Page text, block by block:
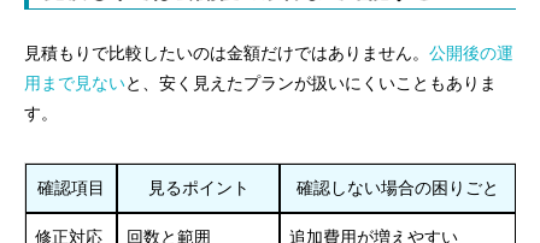
見積もりで比較したいのは金額だけではありません。 公開後の運
用まで見ないと、安く見えたプランが扱いにくいこともありま
す。
確認項目 見るポイント 確認しない場合の困りごと
修正対応 回数と範囲 追加費用が増えやすい